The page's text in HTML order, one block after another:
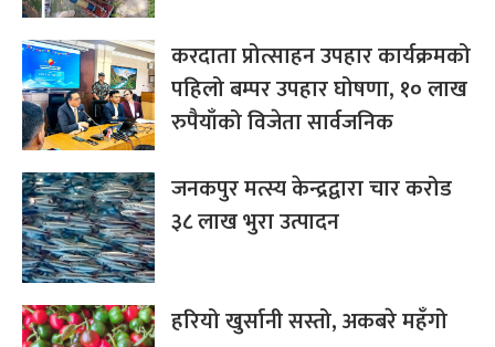
करदाता प्रोत्साहन उपहार कार्यक्रमको
पहिलो बम्पर उपहार घोषणा, १० लाख
रुपैयाँको विजेता सार्वजनिक
जनकपुर मत्स्य केन्द्रद्वारा चार करोड
३८ लाख भुरा उत्पादन
हरियो खुर्सानी सस्तो, अकबरे महँगो